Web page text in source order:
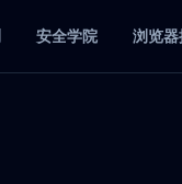
安全学院 浏览